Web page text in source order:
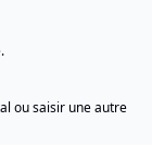
ou saisir une autre